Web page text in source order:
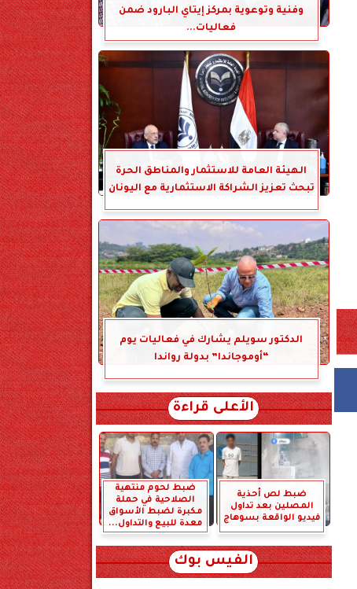
وفنية وتوعوية بمركز إيتاي البارود ضمن
فعاليات...
الهيئة العامة للاستثمار والمناطق الحرة
تبحث تعزيز الشراكة الاستثمارية مع اليونان
الدكتور سويلم يشارك في فعاليات يوم
“أوموجاندا” بدولة رواندا
الأعلى قراءة
ضبط لص أحذية
المصلين بعد تداول
فيديو الواقعة بسوهاج
ضبط لحوم منتهية
الصلاحية في حملة
مكبرة لضبط الأسواق
معدة للبيع والتداول...
الفيس بوك